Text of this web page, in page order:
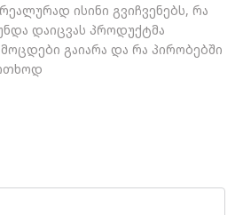
ისინი გვიჩვენებს, რა
დაიცვას პროდუქტმა
გაიარა და რა პირობებში